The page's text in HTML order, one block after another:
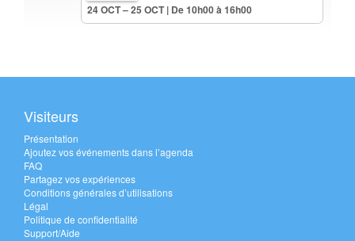
24 OCT – 25 OCT | De 10h00 à 16h00
Visiteurs
Présentation
Ajoutez vos événements dans l’agenda
FAQ
Partagez vos expériences
Conditions générales d’utilisations
Légal
Politique de confidentialité
Support/Aide